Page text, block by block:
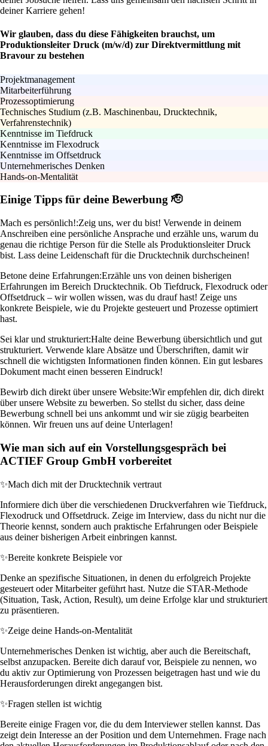
deiner Karriere gehen!
Wir glauben, dass du diese Fähigkeiten brauchst, um
Produktionsleiter Druck (m/w/d) zur Direktvermittlung mit
Bravour zu bestehen
Projektmanagement
Mitarbeiterführung
Prozessoptimierung
Technisches Studium (z.B. Maschinenbau, Drucktechnik,
Verfahrenstechnik)
Kenntnisse im Tiefdruck
Kenntnisse im Flexodruck
Kenntnisse im Offsetdruck
Unternehmerisches Denken
Hands-on-Mentalität
Einige Tipps für deine Bewerbung 🫡
Mach es persönlich!:Zeig uns, wer du bist! Verwende in deinem
Anschreiben eine persönliche Ansprache und erzähle uns, warum du
genau die richtige Person für die Stelle als Produktionsleiter Druck
bist. Lass deine Leidenschaft für die Drucktechnik durchscheinen!
Betone deine Erfahrungen:Erzähle uns von deinen bisherigen
Erfahrungen im Bereich Drucktechnik. Ob Tiefdruck, Flexodruck oder
Offsetdruck – wir wollen wissen, was du drauf hast! Zeige uns
konkrete Beispiele, wie du Projekte gesteuert und Prozesse optimiert
hast.
Sei klar und strukturiert:Halte deine Bewerbung übersichtlich und gut
strukturiert. Verwende klare Absätze und Überschriften, damit wir
schnell die wichtigsten Informationen finden können. Ein gut lesbares
Dokument macht einen besseren Eindruck!
Bewirb dich direkt über unsere Website:Wir empfehlen dir, dich direkt
über unsere Website zu bewerben. So stellst du sicher, dass deine
Bewerbung schnell bei uns ankommt und wir sie zügig bearbeiten
können. Wir freuen uns auf deine Unterlagen!
Wie man sich auf ein Vorstellungsgespräch bei
ACTIEF Group GmbH vorbereitet
✨Mach dich mit der Drucktechnik vertraut
Informiere dich über die verschiedenen Druckverfahren wie Tiefdruck,
Flexodruck und Offsetdruck. Zeige im Interview, dass du nicht nur die
Theorie kennst, sondern auch praktische Erfahrungen oder Beispiele
aus deiner bisherigen Arbeit einbringen kannst.
✨Bereite konkrete Beispiele vor
Denke an spezifische Situationen, in denen du erfolgreich Projekte
gesteuert oder Mitarbeiter geführt hast. Nutze die STAR-Methode
(Situation, Task, Action, Result), um deine Erfolge klar und strukturiert
zu präsentieren.
✨Zeige deine Hands-on-Mentalität
Unternehmerisches Denken ist wichtig, aber auch die Bereitschaft,
selbst anzupacken. Bereite dich darauf vor, Beispiele zu nennen, wo
du aktiv zur Optimierung von Prozessen beigetragen hast und wie du
Herausforderungen direkt angegangen bist.
✨Fragen stellen ist wichtig
Bereite einige Fragen vor, die du dem Interviewer stellen kannst. Das
zeigt dein Interesse an der Position und dem Unternehmen. Frage nach